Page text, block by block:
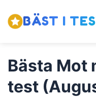
BÄST I
Bästa Mot
test